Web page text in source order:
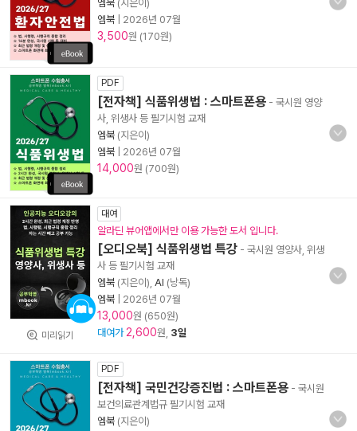
엠북 (지은이)
엠북
2026년 07월
3,500원 (170원)
PDF
[전자책] 식품위생법 : 스마트폰용 - 국시원 영양
사, 위생사 등 필기시험 교재
엠북 (지은이)
엠북
2026년 07월
14,000원 (700원)
미리읽기
대여
알라딘 뷰어앱에서만 이용 가능한 도서 입니다.
[오디오북] 식품위생법 특강 - 국시원 영양사, 위생
사 등 필기시험 교재
엠북 (지은이), AI (낭독)
엠북
2026년 07월
13,000원 (650원)
대여가 2,600원, 3일
PDF
[전자책] 국민건강증진법 : 스마트폰용 - 국시원
보건의료관계법규 필기시험 교재
엠북 (지은이)